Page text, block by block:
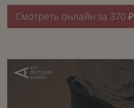
Смотреть онлайн за 370 ₽